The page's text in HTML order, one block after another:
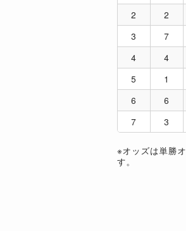
2
2
3
7
4
4
5
1
6
6
7
3
※オッズは単勝
す。